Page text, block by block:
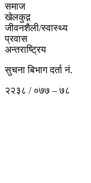
समाज
खेलकुद़़
जीवनशैली/स्वास्थ्य
प्रवास
अन्तराष्ट्रिय
सुचना बिभाग दर्ता नं.
२२३८ / ०७७ – ७८